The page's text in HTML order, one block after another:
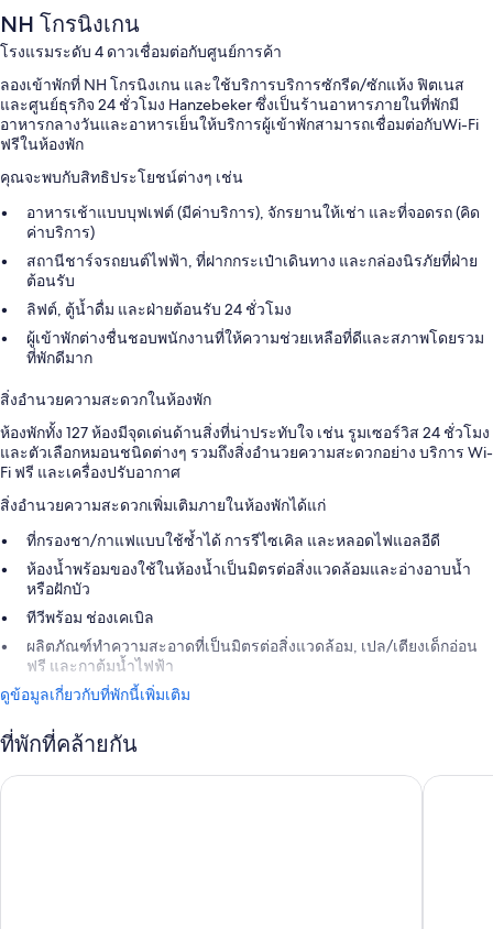
NH โกรนิงเกน
โรงแรมระดับ 4 ดาวเชื่อมต่อกับศูนย์การค้า
ลองเข้าพักที่ NH โกรนิงเกน และใช้บริการบริการซักรีด/ซักแห้ง ฟิตเนส
และศูนย์ธุรกิจ 24 ชั่วโมง Hanzebeker ซึ่งเป็นร้านอาหารภายในที่พักมี
อาหารกลางวันและอาหารเย็นให้บริการผู้เข้าพักสามารถเชื่อมต่อกับWi-Fi
ฟรีในห้องพัก
คุณจะพบกับสิทธิประโยชน์ต่างๆ เช่น
อาหารเช้าแบบบุฟเฟต์ (มีค่าบริการ), จักรยานให้เช่า และที่จอดรถ (คิด
ค่าบริการ)
สถานีชาร์จรถยนต์ไฟฟ้า, ที่ฝากกระเป๋าเดินทาง และกล่องนิรภัยที่ฝ่าย
ต้อนรับ
ลิฟต์, ตู้น้ำดื่ม และฝ่ายต้อนรับ 24 ชั่วโมง
ผู้เข้าพักต่างชื่นชอบพนักงานที่ให้ความช่วยเหลือที่ดีและสภาพโดยรวม
ที่พักดีมาก
สิ่งอำนวยความสะดวกในห้องพัก
ห้องพักทั้ง 127 ห้องมีจุดเด่นด้านสิ่งที่น่าประทับใจ เช่น รูมเซอร์วิส 24 ชั่วโมง
และตัวเลือกหมอนชนิดต่างๆ รวมถึงสิ่งอำนวยความสะดวกอย่าง บริการ Wi-
Fi ฟรี และเครื่องปรับอากาศ
สิ่งอำนวยความสะดวกเพิ่มเติมภายในห้องพักได้แก่
ที่กรองชา/กาแฟแบบใช้ซ้ำได้ การรีไซเคิล และหลอดไฟแอลอีดี
ห้องน้ำพร้อมของใช้ในห้องน้ำเป็นมิตรต่อสิ่งแวดล้อมและอ่างอาบน้ำ
หรือฝักบัว
ทีวีพร้อม ช่องเคเบิล
ผลิตภัณฑ์ทำความสะอาดที่เป็นมิตรต่อสิ่งแวดล้อม, เปล/เตียงเด็กอ่อน
ฟรี และกาต้มน้ำไฟฟ้า
ดูข้อมูลเกี่ยวกับที่พักนี้เพิ่มเติม
ที่พักที่คล้ายกัน
โรงแรม Leonardo Groningen City Center โซเชียล